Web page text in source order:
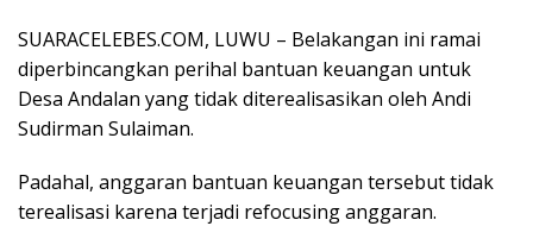
SUARACELEBES.COM, LUWU – Belakangan ini ramai
diperbincangkan perihal bantuan keuangan untuk
Desa Andalan yang tidak diterealisasikan oleh Andi
Sudirman Sulaiman.
Padahal, anggaran bantuan keuangan tersebut tidak
terealisasi karena terjadi refocusing anggaran.